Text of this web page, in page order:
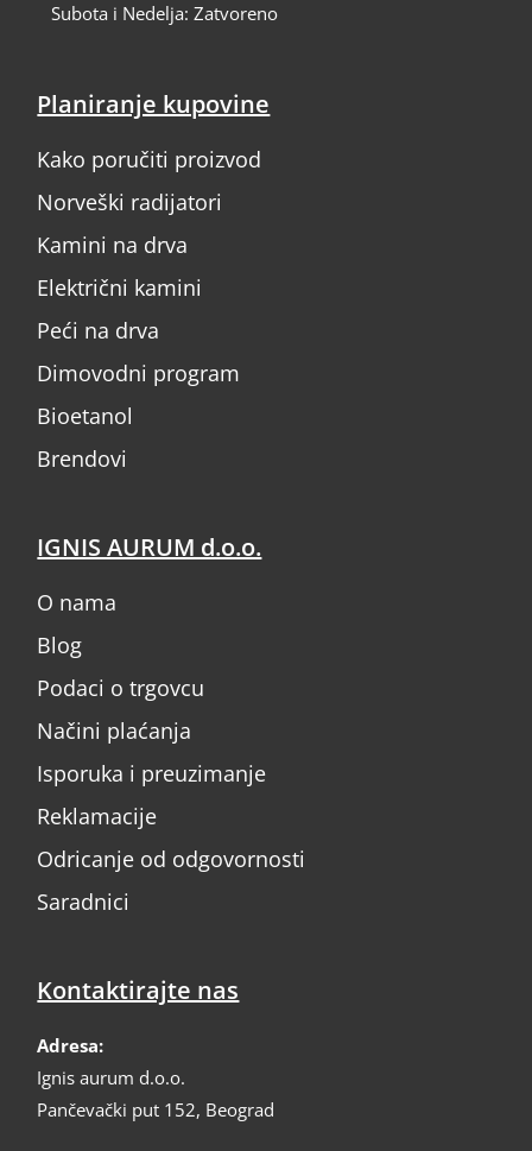
Subota i Nedelja: Zatvoreno
Planiranje kupovine
Kako poručiti proizvod
Norveški radijatori
Kamini na drva
Električni kamini
Peći na drva
Dimovodni program
Bioetanol
Brendovi
IGNIS AURUM d.o.o.
O nama
Blog
Podaci o trgovcu
Načini plaćanja
Isporuka i preuzimanje
Reklamacije
Odricanje od odgovornosti
Saradnici
Kontaktirajte nas
Adresa:
Ignis aurum d.o.o.
Pančevački put 152, Beograd